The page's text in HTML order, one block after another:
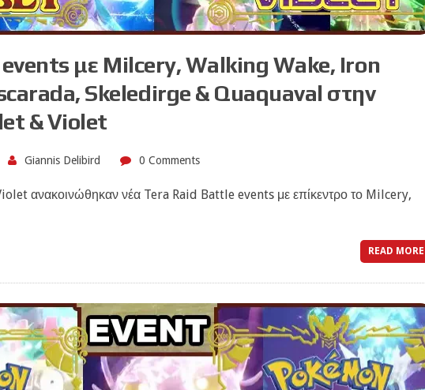
με Milcery, Walking Wake, Iron
Skeledirge & Quaquaval στην
& Violet
Giannis Delibird 0 Comments
ανακοινώθηκαν νέα Tera Raid Battle events με επίκεντρο το Milcery,
READ MORE